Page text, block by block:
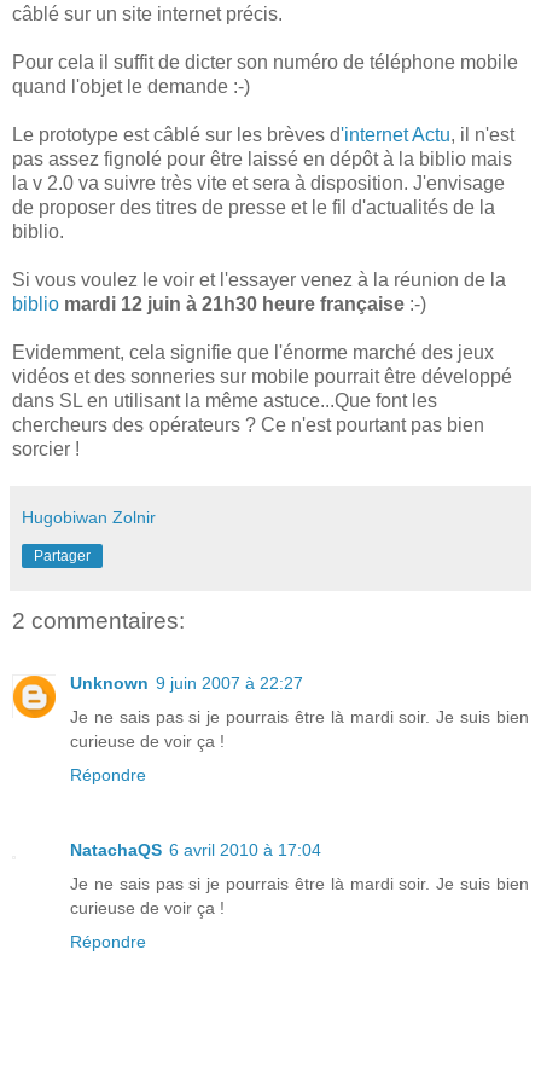
câblé sur un site internet précis.
Pour cela il suffit de dicter son numéro de téléphone mobile
quand l'objet le demande :-)
Le prototype est câblé sur les brèves d'internet Actu, il n'est
pas assez fignolé pour être laissé en dépôt à la biblio mais
la v 2.0 va suivre très vite et sera à disposition. J'envisage
de proposer des titres de presse et le fil d'actualités de la
biblio.
Si vous voulez le voir et l'essayer venez à la réunion de la
biblio mardi 12 juin à 21h30 heure française :-)
Evidemment, cela signifie que l'énorme marché des jeux
vidéos et des sonneries sur mobile pourrait être développé
dans SL en utilisant la même astuce...Que font les
chercheurs des opérateurs ? Ce n'est pourtant pas bien
sorcier !
Hugobiwan Zolnir
Partager
2 commentaires:
Unknown 9 juin 2007 à 22:27
Je ne sais pas si je pourrais être là mardi soir. Je suis bien
curieuse de voir ça !
Répondre
NatachaQS 6 avril 2010 à 17:04
Je ne sais pas si je pourrais être là mardi soir. Je suis bien
curieuse de voir ça !
Répondre